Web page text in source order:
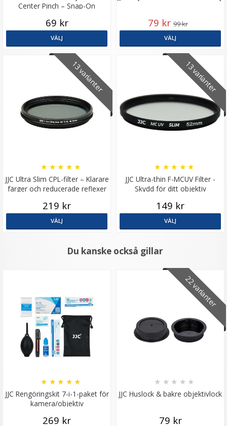
Center Pinch – Snap-On
69 kr
VÄLJ
79 kr 99 kr
VÄLJ
13 varianter
JJC Ultra Slim CPL-filter – Klarare
färger och reducerade reflexer
★ ★ ★ ★ ★
219 kr
VÄLJ
13 varianter
JJC Ultra-thin F-MCUV Filter -
Skydd för ditt objektiv
★ ★ ★ ★ ★
149 kr
VÄLJ
Du kanske också gillar
JJC Rengöringskit 7-i-1-paket för
kamera/objektiv
★ ★ ★ ★ ★
269 kr
22 varianter
JJC Huslock & bakre objektivlock
★ ★ ★ ★ ★
79 kr